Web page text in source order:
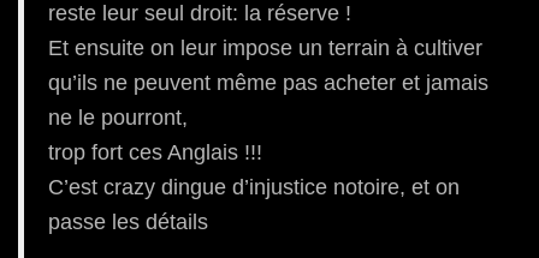
reste leur seul droit: la réserve !
Et ensuite on leur impose un terrain à cultiver
qu’ils ne peuvent même pas acheter et jamais
ne le pourront,
trop fort ces Anglais !!!
C’est crazy dingue d’injustice notoire, et on
passe les détails